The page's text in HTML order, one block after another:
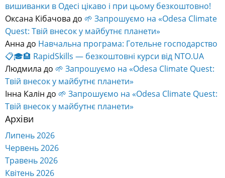
вишиванки в Одесі цікаво і при цьому безкоштовно!
Оксана Кібачова до 🌱 Запрошуємо на «Odesa Climate
Quest: Твій внесок у майбутнє планети»
Анна до Навчальна програма: Готельне господарство
📋🎓🏨 RapidSkills — безкоштовні курси від NTO.UA
Людмила до 🌱 Запрошуємо на «Odesa Climate Quest:
Твій внесок у майбутнє планети»
Інна Калін до 🌱 Запрошуємо на «Odesa Climate Quest:
Твій внесок у майбутнє планети»
Архіви
Липень 2026
Червень 2026
Травень 2026
Квітень 2026